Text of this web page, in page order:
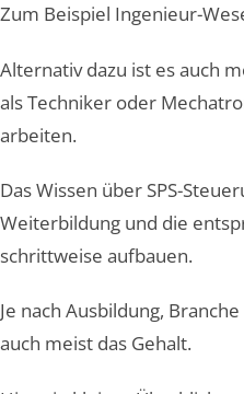
Zum Beispiel Ingenieur-
Alternativ dazu ist es auch
als Techniker oder
arbeiten.
Das Wissen über SPS-
Weiterbildung und die
schrittweise aufbauen.
Je nach Ausbildung,
auch meist das Gehalt.